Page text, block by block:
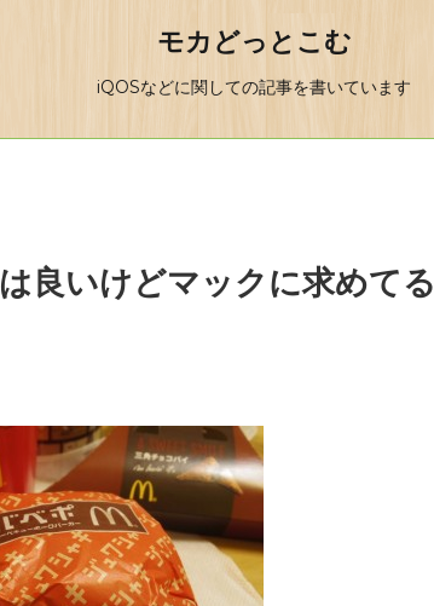
モカどっとこむ
iQOSなどに関しての記事を書いています
良いけどマックに求めてる